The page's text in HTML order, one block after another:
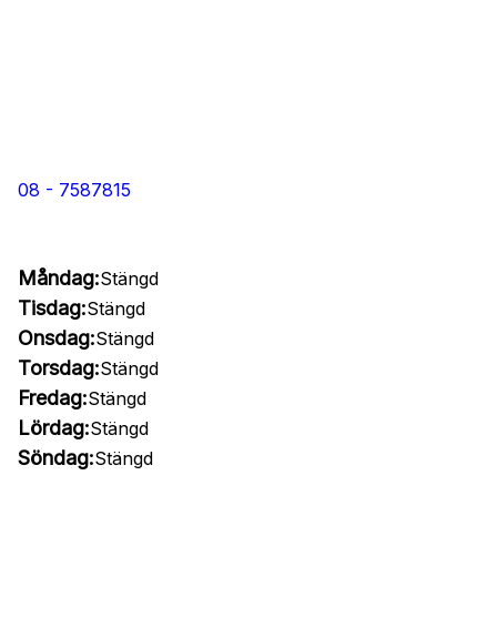
08 - 7587815
Måndag:Stängd
Tisdag:Stängd
Onsdag:Stängd
Torsdag:Stängd
Fredag:Stängd
Lördag:Stängd
Söndag:Stängd